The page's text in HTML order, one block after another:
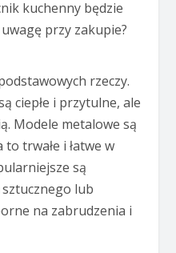
kuchenny będzie
przy zakupie?
rzeczy.
ciepłe i przytulne, ale
Modele metalowe są
trwałe i łatwe w
są
lub
na zabrudzenia i